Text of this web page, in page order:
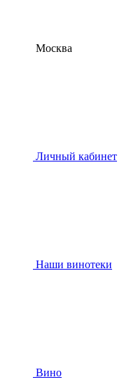
Москва
Личный кабинет
Наши винотеки
Вино